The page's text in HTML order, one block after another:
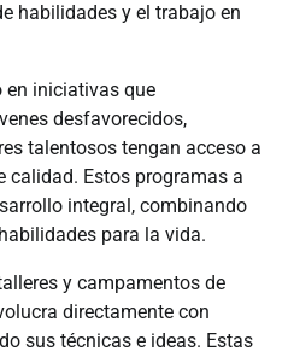
habilidades y el trabajo en
en iniciativas que
desfavorecidos,
talentosos tengan acceso a
calidad. Estos programas a
integral, combinando
para la vida.
y campamentos de
directamente con
sus técnicas e ideas. Estas